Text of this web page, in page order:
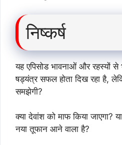
निष्कर्ष
यह एपिसोड भावनाओं और रहस्यों
षड्यंत्र सफल होता दिख रहा है,
समझेगी?
क्या देवांश को माफ किया जाएगा?
नया तूफान आने वाला है?